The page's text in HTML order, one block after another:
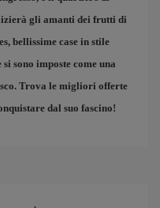
gli amanti dei frutti di
, bellissime case in stile
sono imposte come una
Trova le migliori offerte
dal suo fascino!